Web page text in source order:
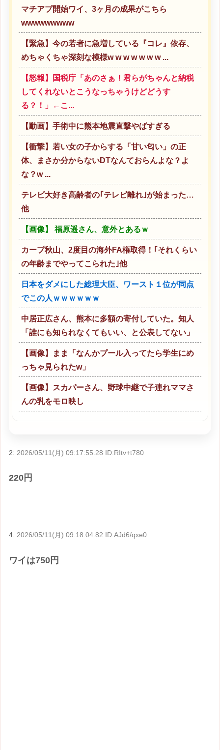
マチアプ開始ワイ、3ヶ月の成果がこちら
wwwwwwwww
【緊急】今の若者に急増している『コレ』依存、
めちゃくちゃ深刻な模様w w w w w w w ...
【怒報】国税庁「あのさぁ！君らがちゃんと納税
してくれないとこうなっちゃうけどどうす
る？！」←こ...
【動画】手術中に熊本地震直撃やばすぎる
【衝撃】若い女の子からする「甘い匂い」の正
体、まさか分からないDTなんておらんよな？よ
な？w ...
テレビ大好き高齢者の｢テレビ離れ｣が始まった…
他
【画像】 福原遥さん、意外とあるｗ
カープ秋山、2度目の海外FA権取得！｢それくらい
の年齢までやってこられた｣他
日本をダメにした総理大臣、ワースト１位が同点
でこの人ｗｗｗｗｗｗ
中居正広さん、熊本に多額の寄付していた。知人
「誰にも知られなくてもいい、と公表してない」
【画像】まま「なんかプール入ってたら学生にめ
っちゃ見られたw」
【画像】スカパーさん、野球中継で子連れママさ
んの乳をモロ映し
2: 2026/05/11(月) 09:17:55.28 ID:RItv+t780
220円
4:2026/05/11(月) 09:18:04.82 ID:AJd6/qxe0
ワイは750円